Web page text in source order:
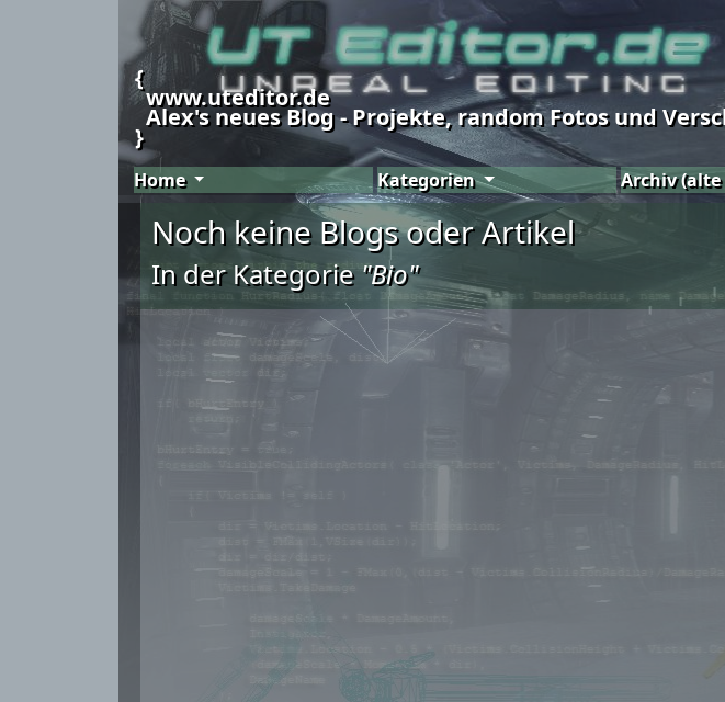
{
www.uteditor.de
Alex's neues Blog - Projekte, random Fotos und
}
Home Kategorien Archiv (alte
Noch keine Blogs oder Artikel
In der Kategorie"Bio"